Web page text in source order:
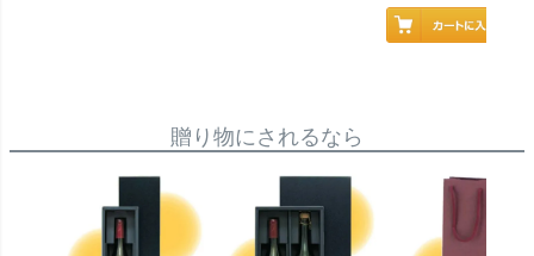
贈り物にされるなら